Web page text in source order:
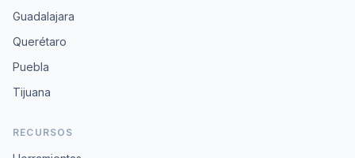
Guadalajara
Querétaro
Puebla
Tijuana
RECURSOS